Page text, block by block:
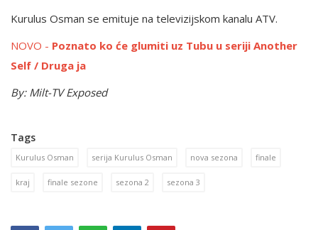
Kurulus Osman se emituje na televizijskom kanalu ATV.
NOVO - Poznato ko će glumiti uz Tubu u seriji Another
Self / Druga ja
By: Milt-TVExposed
Tags
Kurulus Osman serija Kurulus Osman nova sezona finale
kraj finale sezone sezona 2 sezona 3